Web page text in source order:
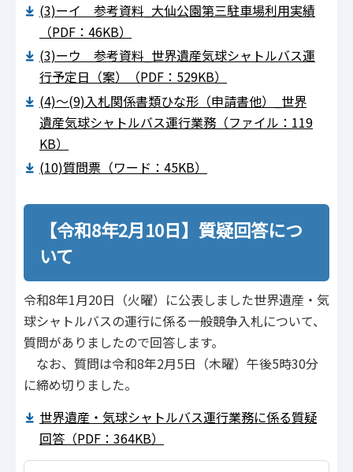
(3)ーイ 参考資料_大仙公園第三駐車場利用実績
（PDF：46KB）
(3)ーウ 参考資料_世界遺産気球シャトルバス運
行予定日（案）（PDF：529KB）
(4)～(9)入札関係書類ひな形（申請書他）_世界
遺産気球シャトルバス運行業務（ファイル：119
KB）
(10)質問票（ワード：45KB）
【令和8年2月10日】質疑回答につ
いて
令和8年1月20日（火曜）に公表しました世界遺産・気
球シャトルバスの運行に係る一般競争入札について、
質問がありましたので回答します。
なお、質問は令和8年2月5日（木曜）午後5時30分
に締め切りました。
世界遺産・気球シャトルバス運行業務に係る質疑
回答（PDF：364KB）